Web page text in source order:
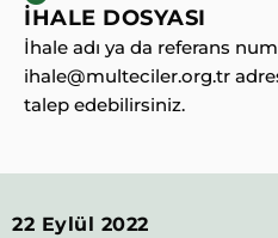
İHALE DOSYASI
İhale adı ya da referans
ihale@multeciler.org.tr
talep edebilirsiniz.
22 Eylül 2022